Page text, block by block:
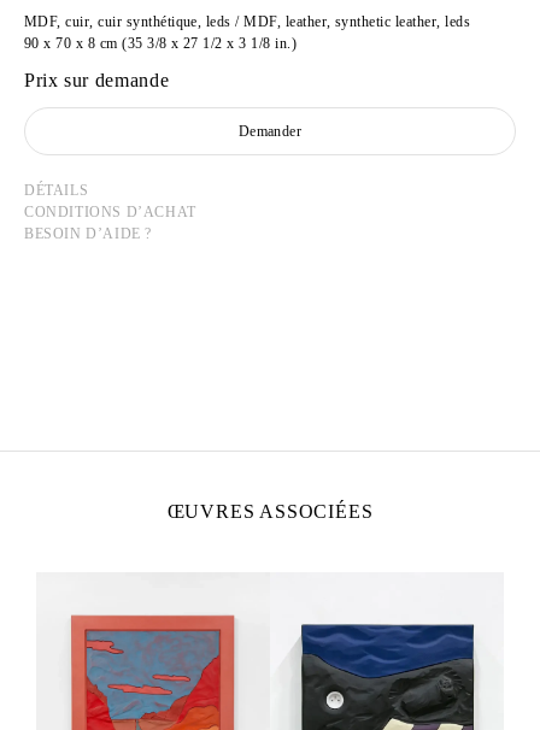
MDF, cuir, cuir synthétique, leds / MDF, leather, synthetic leather, leds
90 x 70 x 8 cm (35 3/8 x 27 1/2 x 3 1/8 in.)
Prix sur demande
Demander
DÉTAILS
CONDITIONS D’ACHAT
BESOIN D’AIDE ?
ŒUVRES ASSOCIÉES